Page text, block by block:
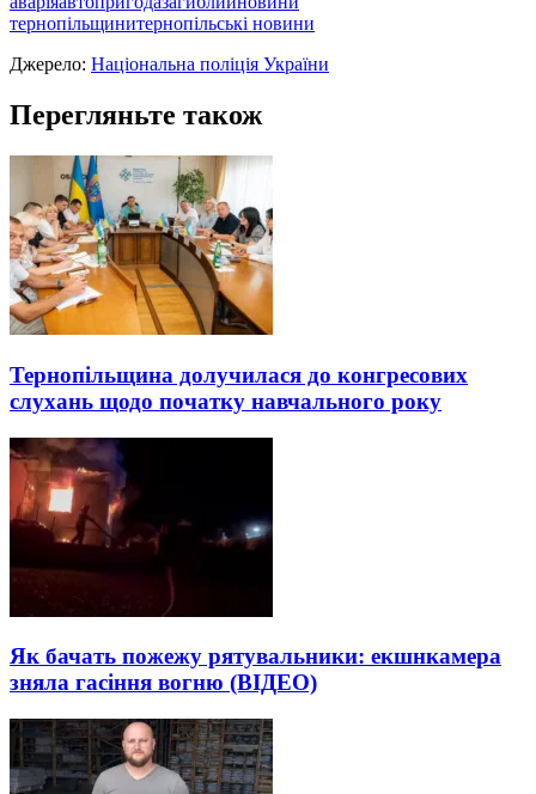
тернопільщинитернопільські новини
Джерело: Національна поліція України
Перегляньте також
Тернопільщина долучилася до конгресових
слухань щодо початку навчального року
Як бачать пожежу рятувальники: екшнкамера
зняла гасіння вогню (ВІДЕО)